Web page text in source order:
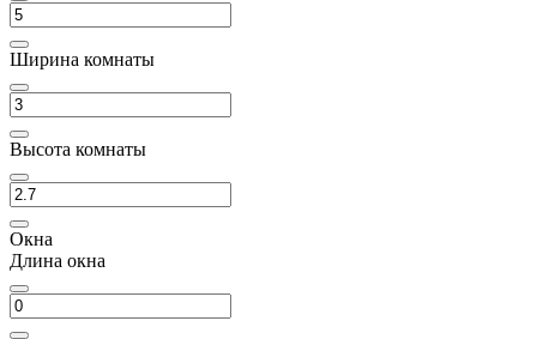
Ширина комнаты
Высота комнаты
Окна
Длина окна